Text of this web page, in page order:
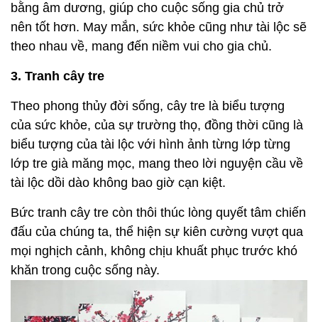
bằng âm dương, giúp cho cuộc sống gia chủ trở
nên tốt hơn. May mắn, sức khỏe cũng như tài lộc sẽ
theo nhau về, mang đến niềm vui cho gia chủ.
3. Tranh cây tre
Theo phong thủy đời sống, cây tre là biểu tượng
của sức khỏe, của sự trường thọ, đồng thời cũng là
biểu tượng của tài lộc với hình ảnh từng lớp từng
lớp tre già măng mọc, mang theo lời nguyện cầu về
tài lộc dồi dào không bao giờ cạn kiệt.
Bức tranh cây tre còn thôi thúc lòng quyết tâm chiến
đấu của chúng ta, thể hiện sự kiên cường vượt qua
mọi nghịch cảnh, không chịu khuất phục trước khó
khăn trong cuộc sống này.